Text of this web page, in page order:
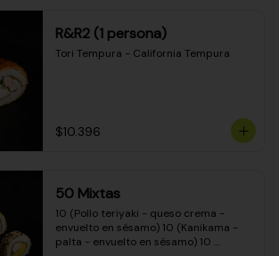
R&R2 (1 persona)
Tori Tempura - California Tempura
$10.396
50 Mixtas
10 (Pollo teriyaki - queso crema -
envuelto en sésamo) 10 (Kanikama -
palta - envuelto en sésamo) 10